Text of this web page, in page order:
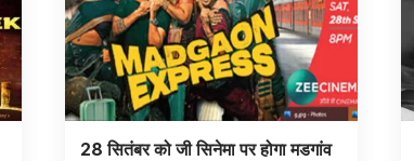
28 सितंबर को जी सिनेमा पर होगा मडगांव